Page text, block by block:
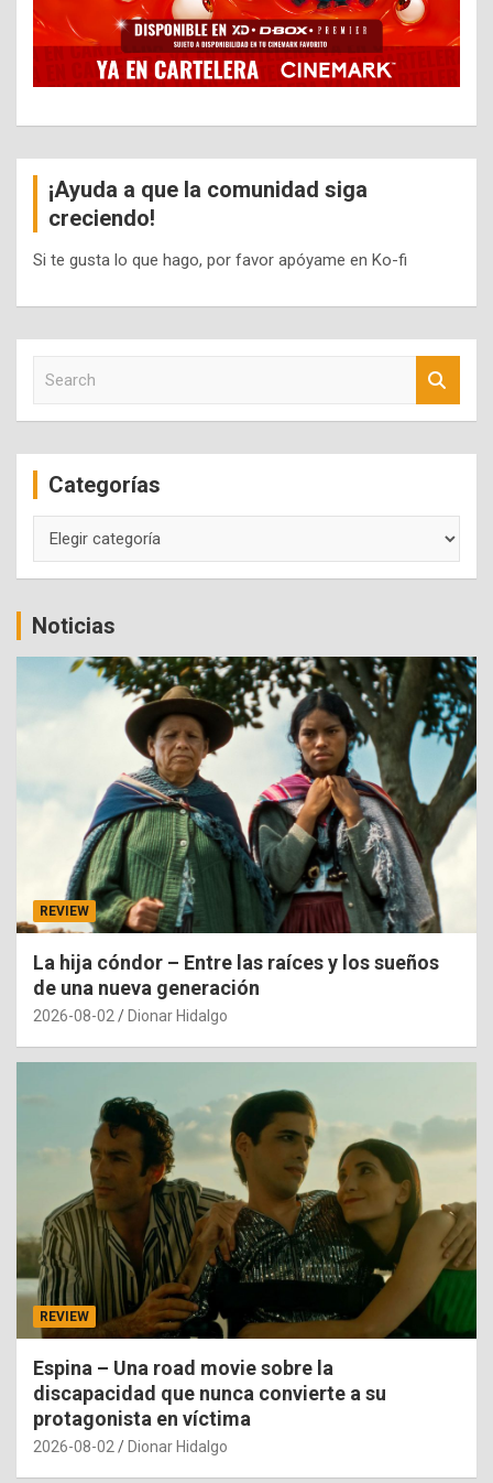
¡Ayuda a que la comunidad siga
creciendo!
Si te gusta lo que hago, por favor apóyame en Ko-fi
c
Categorías
Noticias
REVIEW
La hija cóndor – Entre las raíces y los sueños
de una nueva generación
2026-08-02 Dionar Hidalgo
REVIEW
Espina – Una road movie sobre la
discapacidad que nunca convierte a su
protagonista en víctima
2026-08-02 Dionar Hidalgo